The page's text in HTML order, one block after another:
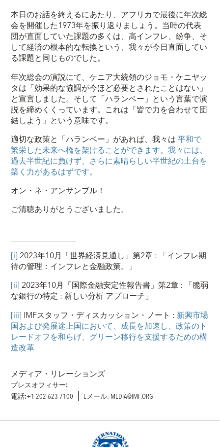
本日のお話を終えるにあたり、アフリカで最後に年次総
会を開催した1973年を振り返りましょう。当時の代表
団が直面していた課題の多くは、高インフレ、紛争、そ
して経済の根本的な転換という、我々が今日直面してい
る課題と同じものでした。
年次総会の演説にて、ケニア大統領のジョモ・ケニヤッ
タは「効果的な協調が今ほど必要とされたことはない」
と宣言しました。そして「ハランベー」という言葉で演
説を締めくくっています。これは「皆で力を合わせて団
結しよう」という意味です。
適切な政策と「ハランベー」があれば、我々は平和で
繁栄した未来へ橋を架けることができます。我々には、
過去半世紀に負けず、さらに素晴らしい半世紀の土台を
築く力があるはずです。
オン・ネ・アンサンブル！
ご清聴ありがとうございました。
[i]2023年10月「世界経済見通し」第2章 : 「インフレ期
待の管理：‌インフレと金融政策。」
[ii]2023年10月「国際金融安定性報告書」第2章 : 「脆弱
な銀行の特定 : 新しい分析 アプローチ」
[iii] IMFスタッフ・ディスカッション・ノート :新興市場
国および発展途上国において、成長を加速し、政策のト
レードオフを和らげ、グリーン移行を支援するための構
造改革
メディア・リレーションズ
プレスオフィサー:
電話:+1 202 623-7100 Eメール: MEDIA@IMF.ORG